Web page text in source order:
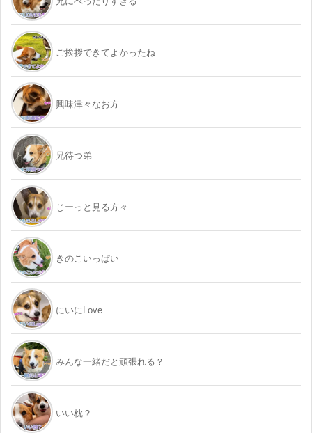
ご挨拶できてよかったね
興味津々なお方
兄待つ弟
じーっと見る方々
きのこいっぱい
にいにLove
みんな一緒だと頑張れる？
いい枕？